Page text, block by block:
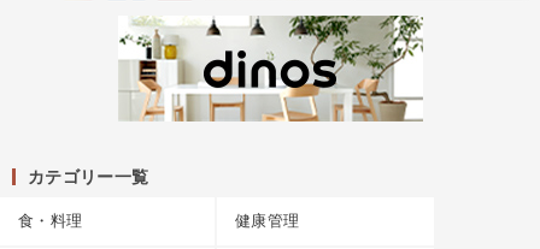
カテゴリー一覧
食・料理 健康管理